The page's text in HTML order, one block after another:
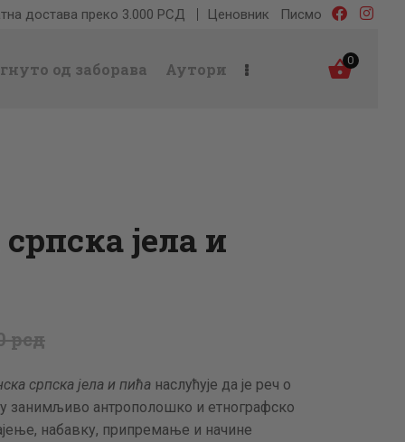
достава преко 3.000 РСД Ценовник Писмо
од заборава Аутори 0
јела и
рсд
српска јела и пића наслућује да је реч о
занимљиво антрополошко и етнографско
набавку, припремање и начине